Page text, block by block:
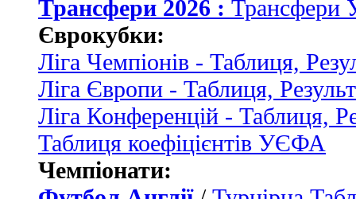
Трансфери 2026 : Трансфери
Єврокубки:
Ліга Чемпіонів - Таблиця,
Ліга Європи - Таблиця,
Ліга Конференцій - Таблиця,
Таблиця коефіцієнтів УЄФА
Чемпіонати: